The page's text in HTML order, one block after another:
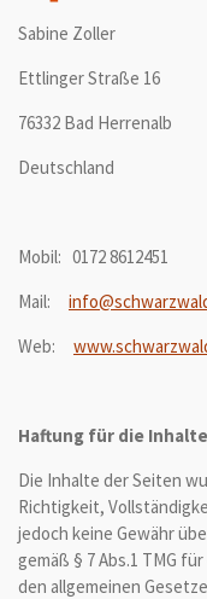
Sabine Zoller
Ettlinger Straße 16
76332 Bad Herrenalb
Deutschland
Mobil: 0172 8612451
Mail:
Web:
Haftung für die Inhalte
Die Inhalte der Seiten
Richtigkeit,
jedoch keine Gewähr
gemäß § 7 Abs.1 TMG
den allgemeinen